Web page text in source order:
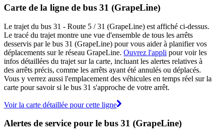
Carte de la ligne de bus 31 (GrapeLine)
Le trajet du bus 31 - Route 5 / 31 (GrapeLine) est affiché ci-dessus.
Le tracé du trajet montre une vue d'ensemble de tous les arrêts
desservis par le bus 31 (GrapeLine) pour vous aider à planifier vos
déplacements sur le réseau GrapeLine. Ouvrez l'appli pour voir les
infos détaillées du trajet sur la carte, incluant les alertes relatives à
des arrêts précis, comme les arrêts ayant été annulés ou déplacés.
Vous y verrez aussi l'emplacement des véhicules en temps réel sur la
carte pour savoir si le bus 31 s'approche de votre arrêt.
Voir la carte détaillée pour cette ligne
Alertes de service pour le bus 31 (GrapeLine)